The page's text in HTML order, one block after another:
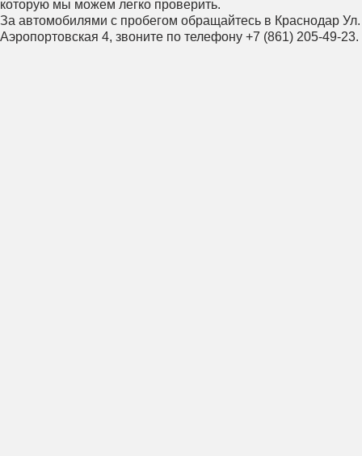
которую мы можем легко проверить.
За автомобилями с пробегом обращайтесь в Краснодар Ул.
Аэропортовская 4, звоните по телефону +7 (861) 205-49-23.